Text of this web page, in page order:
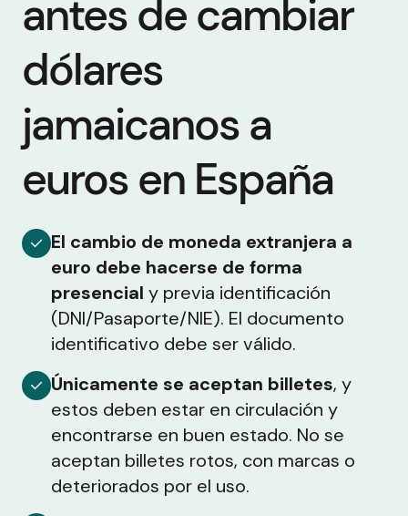
antes de cambiar
dólares
jamaicanos a
euros en España
El cambio de moneda extranjera a
euro debe hacerse de forma
presencial y previa identificación
(DNI/Pasaporte/NIE). El documento
identificativo debe ser válido.
Únicamente se aceptan billetes, y
estos deben estar en circulación y
encontrarse en buen estado. No se
aceptan billetes rotos, con marcas o
deteriorados por el uso.